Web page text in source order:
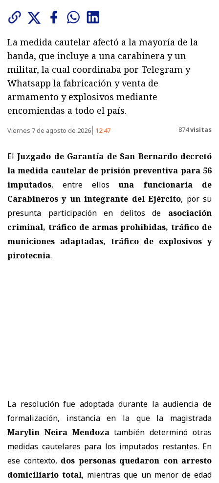
La medida cautelar afectó a la mayoría de la
banda, que incluye a una carabinera y un
militar, la cual coordinaba por Telegram y
Whatsapp la fabricación y venta de
armamento y explosivos mediante
encomiendas a todo el país.
Viernes 7 de agosto de 2026 12:47 874visitas
ElJuzgado de Garantía de San Bernardo decretó
la medida cautelar de prisión preventiva para 56
imputados, entre ellosuna funcionaria de
Carabineros y un integrante del Ejército, por su
presunta participación en delitos de asociación
criminal, tráfico de armas prohibidas, tráfico de
municiones adaptadas, tráfico de explosivos y
pirotecnia.
La resolución fue adoptada durante la audiencia de
formalización, instancia en la que la magistrada
Marylin Neira Mendozatambién determinó otras
medidas cautelares para los imputados restantes. En
ese contexto, dos personas quedaron con arresto
domiciliario total, mientras que un menor de edad